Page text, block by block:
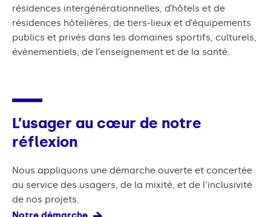
résidences intergénérationnelles, d’hôtels et de
résidences hôtelières, de tiers-lieux et d’équipements
publics et privés dans les domaines sportifs, culturels,
évènementiels, de l’enseignement et de la santé.
L’usager au cœur de notre
réflexion
Nous appliquons une démarche ouverte et concertée
au service des usagers, de la mixité, et de l’inclusivité
de nos projets.